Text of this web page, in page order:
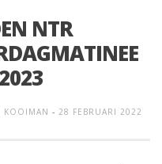
NTR
KOOIMAN - 28 FEBRUARI 2022